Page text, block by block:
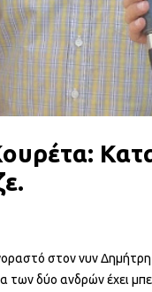
στον νυν
δύο ανδρών έχει